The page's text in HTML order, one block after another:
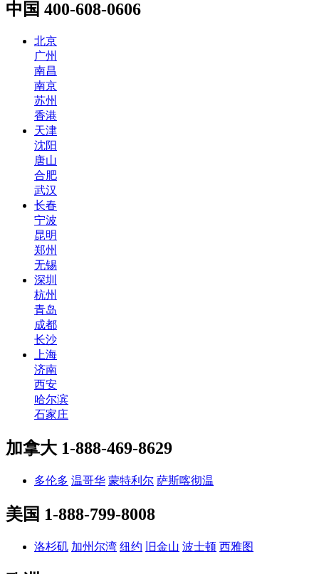
中国 400-608-0606
北京
广州
南昌
南京
苏州
香港
天津
沈阳
唐山
合肥
武汉
长春
宁波
昆明
郑州
无锡
深圳
杭州
青岛
成都
长沙
上海
济南
西安
哈尔滨
石家庄
加拿大 1-888-469-8629
多伦多 温哥华 蒙特利尔 萨斯喀彻温
美国 1-888-799-8008
洛杉矶 加州尔湾 纽约 旧金山 波士顿 西雅图